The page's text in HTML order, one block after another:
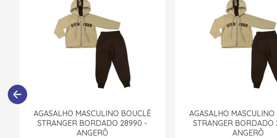
AGASALHO MASCULINO BOUCLÊ
STRANGER BORDADO 28990 -
ANGERÔ
AGASALHO MASCULINO
STRANGER
ANGERÔ